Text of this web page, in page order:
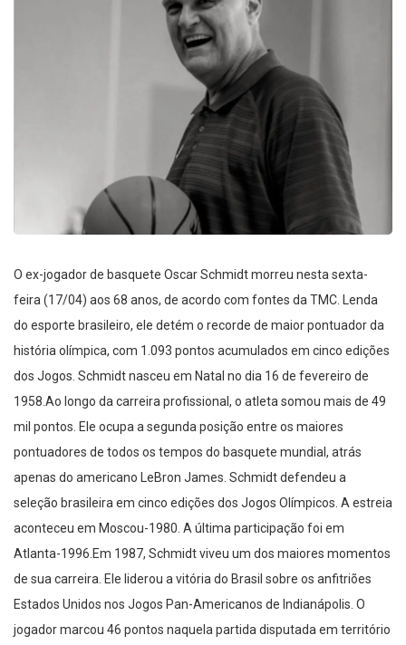
O ex-jogador de basquete Oscar Schmidt morreu nesta sexta-
feira (17/04) aos 68 anos, de acordo com fontes da TMC. Lenda
do esporte brasileiro, ele detém o recorde de maior pontuador da
história olímpica, com 1.093 pontos acumulados em cinco edições
dos Jogos. Schmidt nasceu em Natal no dia 16 de fevereiro de
1958.Ao longo da carreira profissional, o atleta somou mais de 49
mil pontos. Ele ocupa a segunda posição entre os maiores
pontuadores de todos os tempos do basquete mundial, atrás
apenas do americano LeBron James. Schmidt defendeu a
seleção brasileira em cinco edições dos Jogos Olímpicos. A estreia
aconteceu em Moscou-1980. A última participação foi em
Atlanta-1996.Em 1987, Schmidt viveu um dos maiores momentos
de sua carreira. Ele liderou a vitória do Brasil sobre os anfitriões
Estados Unidos nos Jogos Pan-Americanos de Indianápolis. O
jogador marcou 46 pontos naquela partida disputada em território